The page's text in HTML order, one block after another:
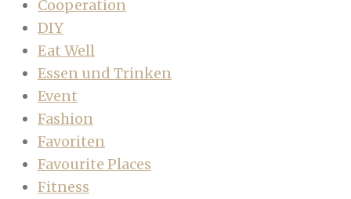
Cooperation
DIY
Eat Well
Essen und Trinken
Event
Fashion
Favoriten
Favourite Places
Fitness